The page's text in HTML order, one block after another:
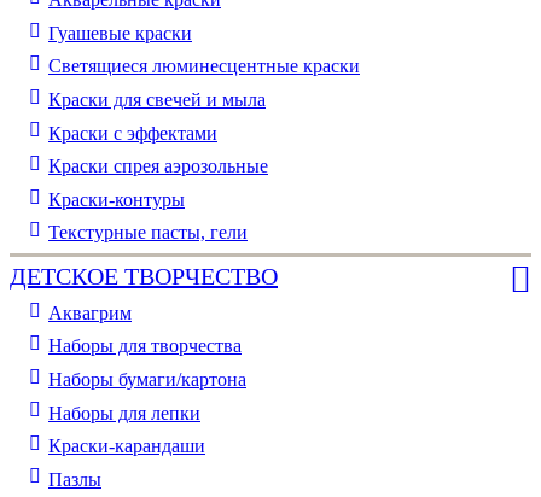
Гуашевые краски
Светящиеся люминесцентные краски
Краски для свечей и мыла
Краски с эффектами
Краски спрея аэрозольные
Краски-контуры
Текстурные пасты, гели
ДЕТСКОЕ ТВОРЧЕСТВО
Аквагрим
Наборы для творчества
Наборы бумаги/картона
Наборы для лепки
Краски-карандаши
Пазлы